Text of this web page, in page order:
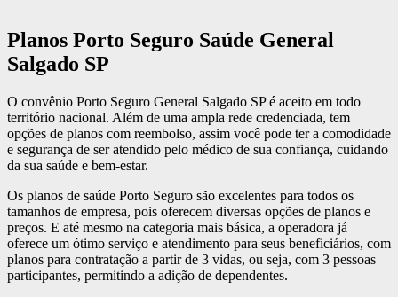
Planos Porto Seguro Saúde General
Salgado SP
O convênio Porto Seguro General Salgado SP é aceito em todo
território nacional. Além de uma ampla rede credenciada, tem
opções de planos com reembolso, assim você pode ter a comodidade
e segurança de ser atendido pelo médico de sua confiança, cuidando
da sua saúde e bem-estar.
Os planos de saúde Porto Seguro são excelentes para todos os
tamanhos de empresa, pois oferecem diversas opções de planos e
preços. E até mesmo na categoria mais básica, a operadora já
oferece um ótimo serviço e atendimento para seus beneficiários, com
planos para contratação a partir de 3 vidas, ou seja, com 3 pessoas
participantes, permitindo a adição de dependentes.